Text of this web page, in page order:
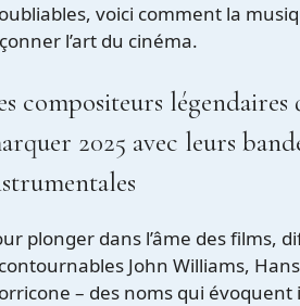
voici comment la
l’art du cinéma.
compositeurs
2025 avec leurs
plonger dans l’âme des films,
John Williams,
– des noms qui